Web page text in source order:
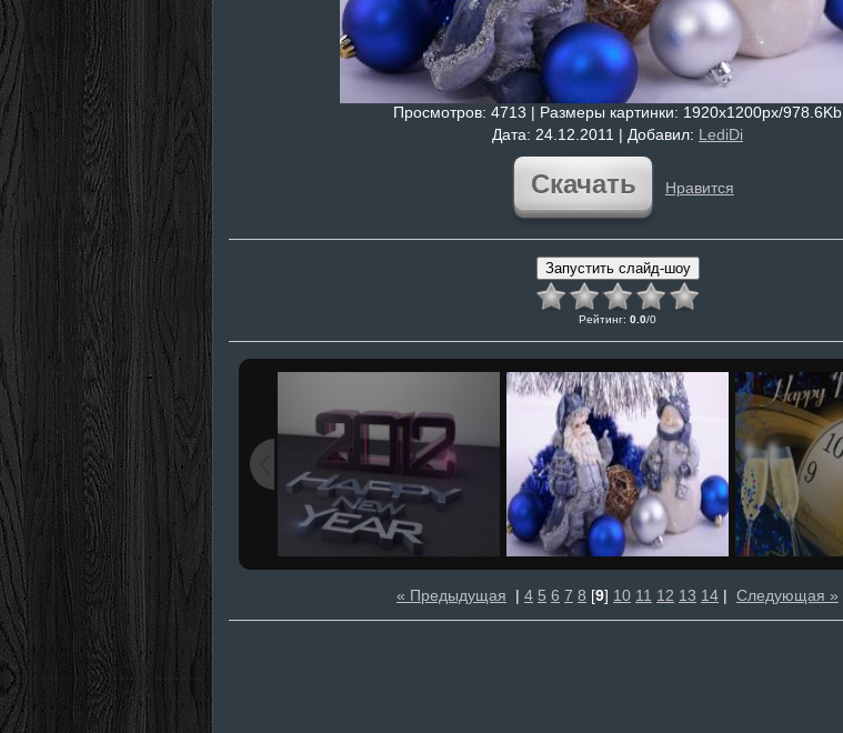
Просмотров: 4713 | Размеры картинки: 1920x1200px/978.6Kb
Дата: 24.12.2011 | Добавил: LediDi
Скачать Нравится
Рейтинг: 0.0/0
« Предыдущая | 4 5 6 7 8 [9] 10 11 12 13 14 | Следующая »